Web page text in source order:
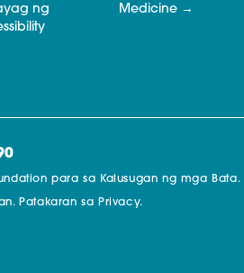
ng
Medicine
para sa Kalusugan ng mga Bata.
Patakaran sa Privacy.